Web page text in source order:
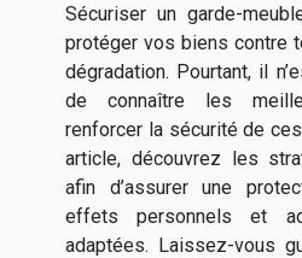
Sécuriser un garde-
protéger vos biens contre
dégradation. Pourtant, il
de connaître les
renforcer la sécurité de
article, découvrez les
afin d’assurer une
effets personnels et
adaptées. Laissez-vous